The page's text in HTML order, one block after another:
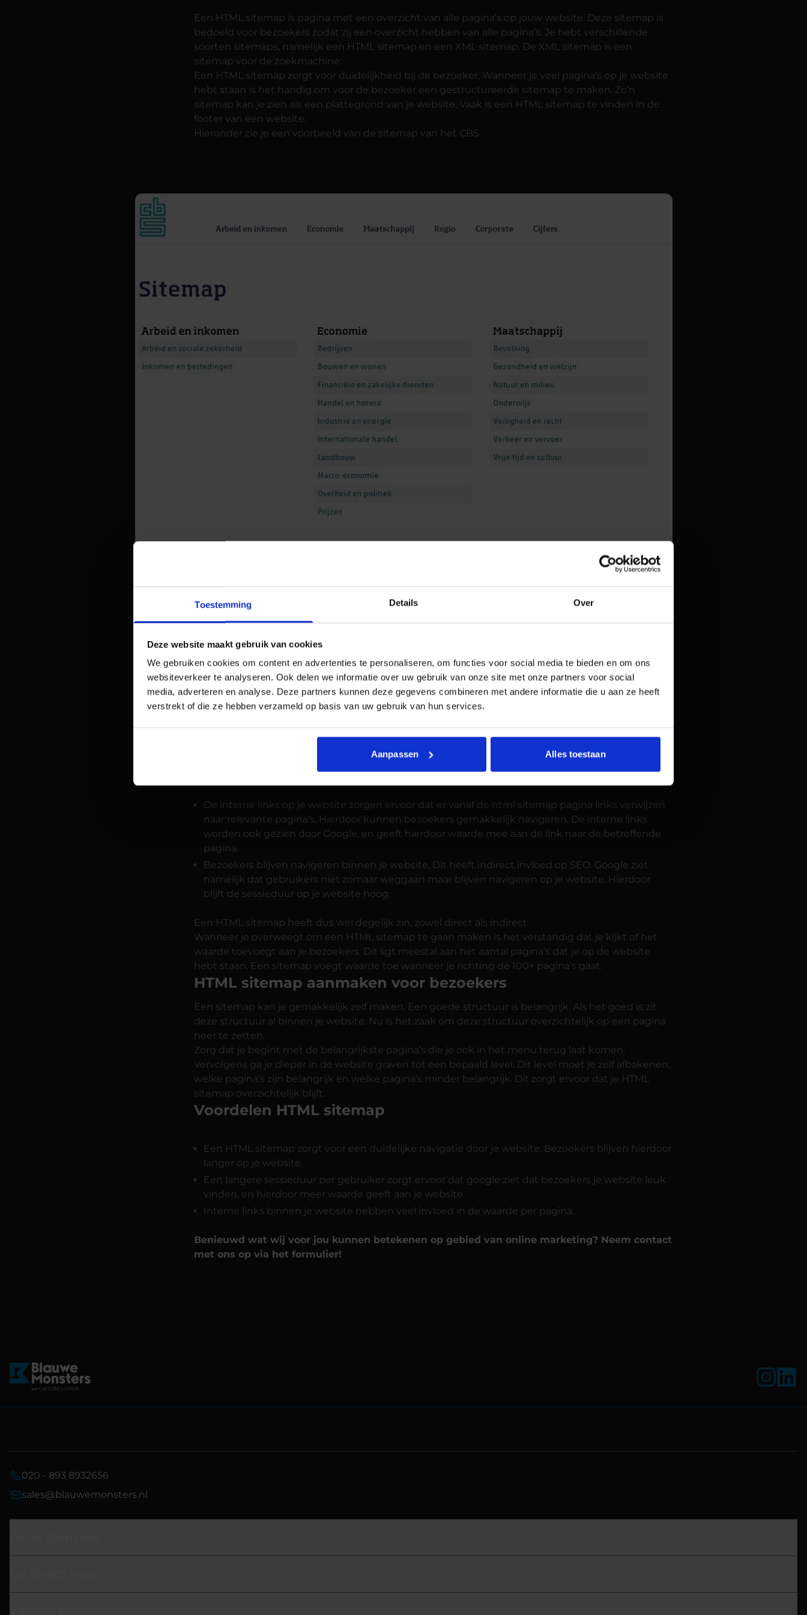
Toestemming Details Over
Deze website maakt gebruik van cookies
We gebruiken cookies om content en advertenties te personaliseren, om functies voor social media te bieden en om ons
websiteverkeer te analyseren. Ook delen we informatie over uw gebruik van onze site met onze partners voor social
media, adverteren en analyse. Deze partners kunnen deze gegevens combineren met andere informatie die u aan ze heeft
verstrekt of die ze hebben verzameld op basis van uw gebruik van hun services.
Aanpassen Alles toestaan
Een HTML sitemap is pagina met een overzicht van alle pagina’s op jouw website. Deze sitemap is
bedoeld voor bezoekers zodat zij een overzicht hebben van alle pagina’s. Je hebt verschillende
soorten sitemaps, namelijk een HTML sitemap en een XML sitemap. De XML sitemap is een
sitemap voor de zoekmachine.
Een HTML sitemap zorgt voor duidelijkheid bij de bezoeker. Wanneer je veel pagina’s op je website
hebt staan is het handig om voor de bezoeker een gestructureerde sitemap te maken. Zo’n
sitemap kan je zien als een plattegrond van je website. Vaak is een HTML sitemap te vinden in de
footer van een website.
Hieronder zie je een voorbeeld van de sitemap van het CBS.
bezoeker wat voor pagina’s het CBS heeft en wat voor categorieën die zijn ingedeeld.
Heeft een HTML sitemap invloed op SEO
Ja een sitemap heeft invloed op SEO.
De interne links op je website zorgen ervoor dat er vanaf de html sitemap pagina links verwijzen
naar relevante pagina’s. Hierdoor kunnen bezoekers gemakkelijk navigeren. De interne links
worden ook gezien door Google, en geeft hierdoor waarde mee aan de link naar de betreffende
pagina.
Bezoekers blijven navigeren binnen je website. Dit heeft indirect invloed op SEO. Google ziet
namelijk dat gebruikers niet zomaar weggaan maar blijven navigeren op je website. Hierdoor
blijft de sessieduur op je website hoog.
Een HTML sitemap heeft dus wel degelijk zin, zowel direct als indirect.
Wanneer je overweegt om een HTML sitemap te gaan maken is het verstandig dat je kijkt of het
waarde toevoegt aan je bezoekers. Dit ligt meestal aan het aantal pagina’s dat je op de website
hebt staan. Een sitemap voegt waarde toe wanneer je richting de 100+ pagina’s gaat.
HTML sitemap aanmaken voor bezoekers
Een sitemap kan je gemakkelijk zelf maken. Een goede structuur is belangrijk. Als het goed is zit
deze structuur al binnen je website. Nu is het zaak om deze structuur overzichtelijk op een pagina
neer te zetten.
Zorg dat je begint met de belangrijkste pagina’s die je ook in het menu terug laat komen.
Vervolgens ga je dieper in de website graven tot een bepaald level. Dit level moet je zelf afbakenen,
welke pagina’s zijn belangrijk en welke pagina’s minder belangrijk. Dit zorgt ervoor dat je HTML
sitemap overzichtelijk blijft.
Voordelen HTML sitemap
Een HTML sitemap zorgt voor een duidelijke navigatie door je website. Bezoekers blijven hierdoor
langer op je website.
Een langere sessieduur per gebruiker zorgt ervoor dat google ziet dat bezoekers je website leuk
vinden, en hierdoor meer waarde geeft aan je website.
Interne links binnen je website hebben veel invloed in de waarde per pagina.
Benieuwd wat wij voor jou kunnen betekenen op gebied van online marketing? Neem contact
met ons op via het formulier!
020 - 893 8932656
sales@blauwemonsters.nl